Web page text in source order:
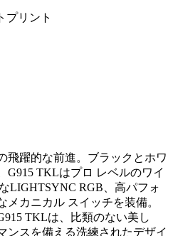
プリント
飛躍的な前進。ブラックとホワ
G915 TKLはプロ レベルのワイ
LIGHTSYNC RGB、高パフォ
カニカル スイッチを装備。
TKLは、比類のない美し
ンスを備える洗練されたデザイ